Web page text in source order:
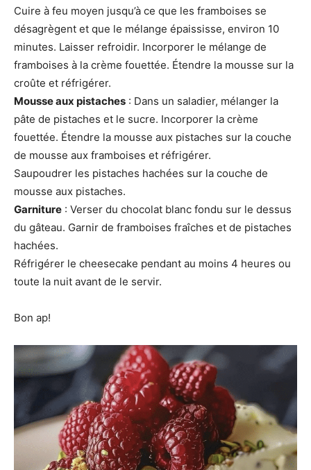
Cuire à feu moyen jusqu’à ce que les framboises se
désagrègent et que le mélange épaississe, environ 10
minutes. Laisser refroidir. Incorporer le mélange de
framboises à la crème fouettée. Étendre la mousse sur la
croûte et réfrigérer.
Mousse aux pistaches : Dans un saladier, mélanger la
pâte de pistaches et le sucre. Incorporer la crème
fouettée. Étendre la mousse aux pistaches sur la couche
de mousse aux framboises et réfrigérer.
Saupoudrer les pistaches hachées sur la couche de
mousse aux pistaches.
Garniture : Verser du chocolat blanc fondu sur le dessus
du gâteau. Garnir de framboises fraîches et de pistaches
hachées.
Réfrigérer le cheesecake pendant au moins 4 heures ou
toute la nuit avant de le servir.
Bon ap!